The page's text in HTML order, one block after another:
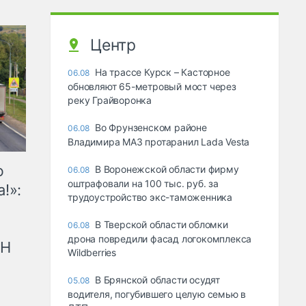
Центр
06.08 На трассе Курск – Касторное
обновляют 65-метровый мост через
реку Грайворонка
06.08 Во Фрунзенском районе
Владимира МАЗ протаранил Lada Vesta
06.08 В Воронежской области фирму
оштрафовали на 100 тыс. руб. за
трудоустройство экс-таможенника
06.08 В Тверской области обломки
дрона повредили фасад логокомплекса
Wildberries
05.08 В Брянской области осудят
водителя, погубившего целую семью в